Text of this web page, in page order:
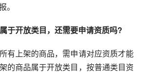
。
于开放类目，还需要申请资质吗?
有上架的商品，需申请对应资质才能
的商品属于开放类目，按普通类目资